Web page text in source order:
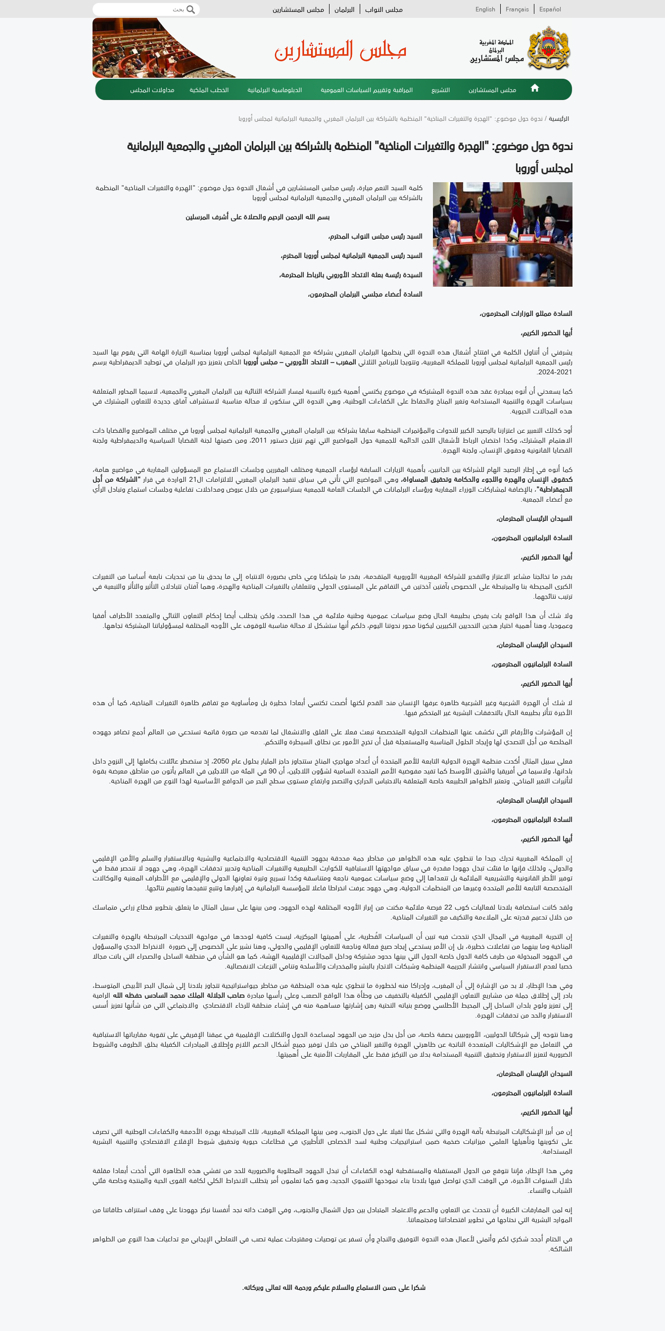
استمارة البحث
‏بحث ‏ مجلس النواب البرلمان مجلس المستشارين Español
Français
English
مجلس المستشارين التشريع المراقبة وتقييم السياسات العمومية الدبلوماسية البرلمانية الخطب الملكية مداولات المجلس
الرئيسية/ ندوة حول موضوع: "الهجرة والتغيرات المناخية" المنظمة بالشراكة بين البرلمان المغربي والجمعية البرلمانية لمجلس أوروبا
ندوة حول موضوع: "الهجرة والتغيرات المناخية" المنظمة بالشراكة بين البرلمان المغربي والجمعية البرلمانية
لمجلس أوروبا
كلمة السيد النعم ميارة، رئيس مجلس المستشارين في أشغال الندوة حول موضوع: "الهجرة والتغيرات المناخية" المنظمة
بالشراكة بين البرلمان المغربي والجمعية البرلمانية لمجلس أوروبا
بسم الله الرحمن الرحيم والصلاة على أشرف المرسلين
السيد رئيس مجلس النواب المحترم،
السيد رئيس الجمعية البرلمانية لمجلس أوروبا المحترم،
السيدة رئيسة بعثة الاتحاد الوروبي بالرباط المحترمة،
السادة أعضاء مجلسي البرلمان المحترمون،
السادة ممثلو الوزارات المحترمون،
أيها الحضور الكريم،
يشرفني أن أتناول الكلمة في افتتاح أشغال هذه الندوة التي ينظمها البرلمان المغربي بشراكة مع الجمعية البرلمانية لمجلس أوروبا بمناسبة الزيارة الهامة التي يقوم بها السيد
رئيس الجمعية البرلمانية لمجلس أوروبا للمملكة المغربية، وتتويجا للبرنامج الثلاثيالمغرب – الاتحاد الأوروبي – مجلس أوروبا الخاص بتعزيز دور البرلمان في توطيد الديمقراطية برسم
2021-2024.
كما يسعدني أن أنوه بمبادرة عقد هذه الندوة المشتركة في موضوع يكتسي أهمية كبيرة بالنسبة لمسار الشراكة الثنائية بين البرلمان المغربي والجمعية، لاسيما المحاور المتعلقة
بسياسات الهجرة والتنمية المستدامة وتغير المناخ والحفاظ على الكفاءات الوطنية، وهي الندوة التي ستكون لا محالة مناسبة لاستشراف آفاق جديدة للتعاون المشترك في
هذه المجالات الحيوية.
أود كذلك التعبير عن اعتزازنا بالرصيد الكبير للندوات والمؤتمرات المنظمة سابقا بشراكة بين البرلمان المغربي والجمعية البرلمانية لمجلس أوروبا في مختلف المواضيع والقضايا ذات
الاهتمام المشترك، وكذا احتضان الرباط لأشغال اللجن الدائمة للجمعية حول المواضيع التي تهم تنزيل دستور 2011، ومن ضمنها لجنة القضايا السياسية والديمقراطية ولجنة
القضايا القانونية وحقوق الإنسان، ولجنة الهجرة.
كما أنوه في إطار الرصيد الهام للشراكة بين الجانبين، بأهمية الزيارات السابقة لرؤساء الجمعية ومختلف المقررين وجلسات الاستماع مع المسؤولين المغاربة في مواضيع هامة،
كحقوق الإنسان والهجرة واللجوء والحكامة وتحقيق المساواة،وهي المواضيع التي تأتي في سياق تنفيذ البرلمان المغربي للالتزامات ال21 الواردة في قرار "الشراكة من أجل
الديمقراطية"، بالإضافة لمشاركات الوزراء المغاربة ورؤساء البرلمانات في الجلسات العامة للجمعية بستراسبورغ من خلال عروض ومداخلات تفاعلية وجلسات استماع وتبادل الرأي
مع أعضاء الجمعية.
السيدان الرئيسان المحترمان،
السادة البرلمانيون المحترمون،
أيها الحضور الكريم،
بقدر ما تخالجنا مشاعر الاعتزاز والتقدير للشراكة المغربية الأوروبية المتقدمة، بقدر ما يتملكنا وعي خاص بضرورة الانتباه إلى ما يحدق بنا من تحديات نابعة أساسا من التغيرات
الكبرى المحيطة بنا والمرتبطة على الخصوص بآفتين آخذتين في التفاقم على المستوى الدولي وتتعلقان بالتغيرات المناخية والهجرة، وهما آفتان تتبادلان التأثير والتأثر والتبعية في
ترتيب نتائجهما.
ولا شك أن هذا الواقع بات يفرض بطبيعة الحال وضع سياسات عمومية وطنية ملائمة في هذا الصدد، ولكن يتطلب أيضا إحكام التعاون الثنائي والمتعدد الأطراف أفقيا
وعموديا، وهنا أهمية اختيار هذين التحديين الكبيرين ليكونا محور ندوتنا اليوم، ذلكم أنها ستشكل لا محالة مناسبة للوقوف على الأوجه المختلفة لمسؤولياتنا المشتركة تجاهها.
السيدان الرئيسان المحترمان،
السادة البرلمانيون المحترمون،
أيها الحضور الكريم،
لا شك أن الهجرة الشرعية وغير الشرعية ظاهرة عرفها الإنسان مند القدم لكنها أضحت تكتسي أبعادا خطيرة بل ومأساوية مع تفاقم ظاهرة التغيرات المناخية، كما أن هذه
الأخيرة تتأثر بطبيعة الحال بالتدفقات البشرية غير المتحكم فيها.
إن المؤشرات والأرقام التي تكشف عنها المنظمات الدولية المتخصصة تبعث فعلا على القلق والانشغال لما تقدمه من صورة قاتمة تستدعي من العالم أجمع تضافر جهوده
المخلصة من أجل التصدي لها وإيجاد الحلول المناسبة والمستعجلة قبل أن تخرج الأمور عن نطاق السيطرة والتحكم.
فعلى سبيل المثال أكدت منظمة الهجرة الدولية التابعة للأمم المتحدة أن أعداد مهاجري المناخ ستتجاوز حاجز المليار بحلول عام2050، إذ ستضطر عائلات بكاملها إلى النزوح داخل
بلدانها، ولاسيما في أفريقيا والشرق الأوسط كما تفيد مفوضية الأمم المتحدة السامية لشؤون اللاجئين، أن 90 في المئة من اللاجئين في العالم يأتون من مناطق معرضة بقوة
لتأثيرات التغير المناخي. وتعتبر الظواهر الطبيعة خاصة المتعلقة بالاحتباس الحراري والتصحر وارتفاع مستوى سطح البحر من الدوافع الأساسية لهذا النوع من الهجرة المناخية.
السيدان الرئيسان المحترمان،
السادة البرلمانيون المحترمون،
أيها الحضور الكريم،
إن المملكة المغربية تدرك جيدا ما تنطوي عليه هذه الظواهر من مخاطر جمة محدقة بجهود التنمية الاقتصادية والاجتماعية والبشرية وبالاستقرار والسلم والأمن الإقليمي
والدولي، ولذلك فإنها ما فتئت تبذل جهودا مقدرة في سياق مواجهتها الاستباقية للكوارث الطبيعية والتغيرات المناخية وتدبير تدفقات الهجرة، وهي جهود لا تنحصر فقط في
توفير الأطر القانونية والتشريعية الملائمة بل تتعداها إلى وضع سياسات عمومية ناجعة ومتناسقة وكذا تسريع وتيرة تعاونها الدولي والإقليمي مع الأطراف المعنية والوكالات
المتخصصة التابعة للأمم المتحدة وغيرها من المنظمات الدولية، وهي جهود عرفت انخراطا فاعلا للمؤسسة البرلمانية في إقرارها وتتبع تنفيذها وتقييم نتائجها.
ولقد كانت استضافة بلادنا لفعاليات كوب22 فرصة ملائمة مكنت من إبراز الأوجه المختلفة لهذه الجهود، ومن بينها على سبيل المثال ما يتعلق بتطوير قطاع زراعي متماسك
من خلال تدعيم قدرته على الملاءمة والتكيف مع التغيرات المناخية.
إن التجربة المغربية في المجال الذي نتحدث فيه تبين أن السياسات القُطرية، على أهميتها المركزية، ليست كافية لوحدها في مواجهة التحديات المرتبطة بالهجرة والتغيرات
المناخية وما بينهما من تفاعلات خطيرة، بل إن الأمر يستدعي إيجاد صيغ فعالة وناجعة للتعاون الإقليمي والدولي، وهنا نشير على الخصوص إلى ضرورة الانخراط الجدي والمسؤول
في الجهود المبذولة من طرف كافة الدول خاصة الدول التي بينها حدود مشتركة وداخل المجالات الإقليمية الهشة، كما هو الشأن في منطقة الساحل والصحراء التي باتت مجالا
خصبا لعدم الاستقرار السياسي وانتشار الجريمة المنظمة وشبكات الاتجار بالبشر والمخدرات والأسلحة وتنامي النزعات الانفصالية.
وفي هذا الإطار، لا بد من الإشارة إلى أن المغرب، وإدراكا منه لخطورة ما تنطوي عليه هذه المنطقة من مخاطر جيواستراتيجية تتجاوز بلادنا إلى شمال البحر الأبيض المتوسط،
بادر إلى إطلاق جملة من مشاريع التعاون الإقليمي الكفيلة بالتخفيف من وطأة هذا الواقع الصعب وعلى رأسها مبادرة صاحب الجلالة الملك محمد السادس حفظه الله الرامية
إلى تعزيز ولوج بلدان الساحل إلى المحيط الأطلسي ووضع بنياته التحتية رهن إشارتها مساهمة منه في إنشاء منطقة للرخاء الاقتصادي والاجتماعي التي من شأنها تعزيز أسس
الاستقرار والحد من تدفقات الهجرة.
وهنا نتوجه إلى شركائنا الدوليين، الأوروبيين بصفة خاصة، من أجل بذل مزيد من الجهود لمساعدة الدول والتكتلات الإقليمية في عمقنا الإفريقي على تقوية مقارباتها الاستباقية
في التعامل مع الإشكاليات المتعددة الناتجة عن ظاهرتي الهجرة والتغير المناخي من خلال توفير جميع أشكال الدعم اللازم وإطلاق المبادرات الكفيلة بخلق الظروف والشروط
الضرورية لتعزيز الاستقرار وتحقيق التنمية المستدامة بدلا من التركيز فقط على المقاربات الأمنية على أهميتها.
السيدان الرئيسان المحترمان،
السادة البرلمانيون المحترمون،
أيها الحضور الكريم،
إن من أبرز الإشكاليات المرتبطة بآفة الهجرة والتي تشكل عبئا ثقيلا على دول الجنوب، ومن بينها المملكة المغربية، تلك المرتبطة بهجرة الأدمغة والكفاءات الوطنية التي تصرف
على تكوينها وتأهيلها العلمي ميزانيات ضخمة ضمن استراتيجيات وطنية لسد الخصاص التأطيري في قطاعات حيوية وتحقيق شروط الإقلاع الاقتصادي والتنمية البشرية
المستدامة.
وفي هذا الإطار، فإننا نتوقع من الدول المستقبلة والمستقطبة لهذه الكفاءات أن تبذل الجهود المطلوبة والضرورية للحد من تفشي هذه الظاهرة التي أخذت أبعادا مقلقة
خلال السنوات الأخيرة، في الوقت الذي تواصل فيها بلادنا بناء نموذجها التنموي الجديد، وهو كما تعلمون أمر يتطلب الانخراط الكلي لكافة القوى الحية والمنتجة وخاصة فئتي
الشباب والنساء.
إنه لمن المفارقات الكبيرة أن نتحدث عن التعاون والدعم والاعتماد المتبادل بين دول الشمال والجنوب، وفي الوقت ذاته نجد أنفسنا نركز جهودنا على وقف استنزاف طاقاتنا من
الموارد البشرية التي نحتاجها في تطوير اقتصاداتنا ومجتمعاتنا.
في الختام أجدد شكري لكم وأتمنى لأعمال هذه الندوة التوفيق والنجاح وأن تسفر عن توصيات ومقترحات عملية تصب في التعاطي الإيجابي مع تداعيات هذا النوع من الظواهر
الشائكة.
شكرا على حسن الاستماع والسلام عليكم ورحمة الله تعالى وبركاته.